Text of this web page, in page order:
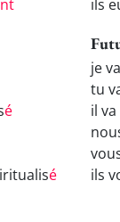
ils
é
é
je
tu
il
ils